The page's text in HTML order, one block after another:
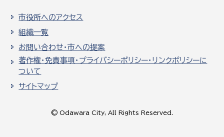
市役所へのアクセス
組織一覧
お問い合わせ・市への提案
著作権・免責事項・プライバシーポリシー・リンクポリシーに
ついて
サイトマップ
© Odawara City, All Rights Reserved.